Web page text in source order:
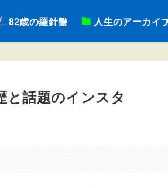
82歳の羅針盤 人生のアーカイ
と話題のインスタ